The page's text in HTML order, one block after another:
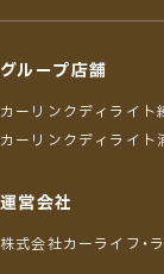
グループ店舗
カーリンクディライト
カーリンクディライト
運営会社
株式会社カーライフ・